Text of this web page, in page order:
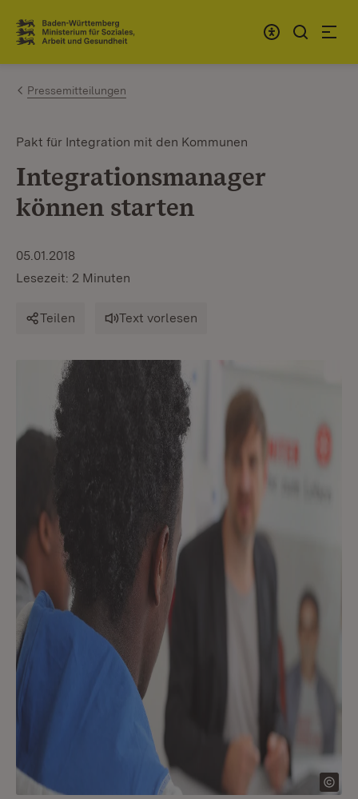
Zum Inhalt springen
Link zur Startseite
Pressemitteilungen
Pakt für Integration mit den Kommunen
Integrationsmanager
können starten
05.01.2018
Lesezeit: 2 Minuten
Teilen Text vorlesen